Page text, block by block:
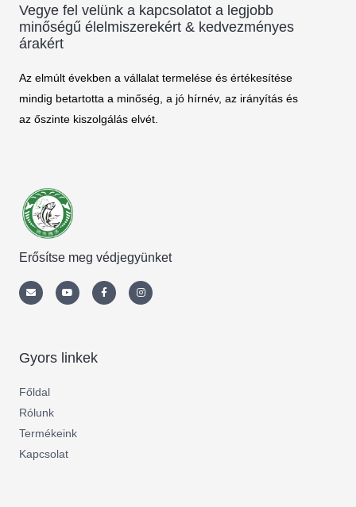
Vegye fel velünk a kapcsolatot a legjobb
minőségű élelmiszerekért & kedvezményes
árakért
Az elmúlt években a vállalat termelése és értékesítése
mindig betartotta a minőség, a jó hírnév, az irányítás és
az őszinte kiszolgálás elvét.
Erősítse meg védjegyünket
f
Gyors linkek
Főldal
Rólunk
Termékeink
Kapcsolat